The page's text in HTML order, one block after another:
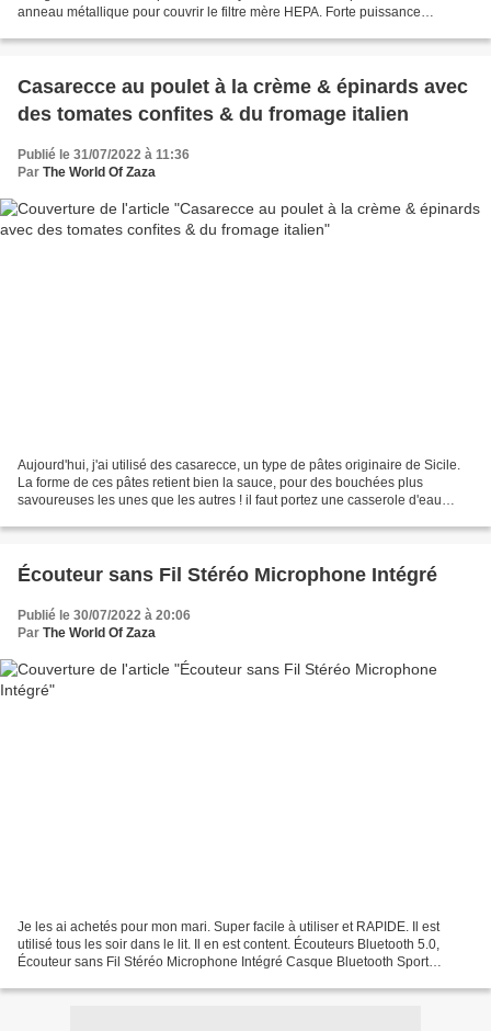
anneau métallique pour couvrir le filtre mère HEPA. Forte puissance
Casarecce au poulet à la crème & épinards avec
des tomates confites & du fromage italien
Publié le 31/07/2022 à 11:36
Par The World Of Zaza
Aujourd'hui, j'ai utilisé des casarecce, un type de pâtes originaire de Sicile.
La forme de ces pâtes retient bien la sauce, pour des bouchées plus
savoureuses les unes que les autres ! il faut portez une casserole d'eau
Écouteur sans Fil Stéréo Microphone Intégré
Publié le 30/07/2022 à 20:06
Par The World Of Zaza
Je les ai achetés pour mon mari. Super facile à utiliser et RAPIDE. Il est
utilisé tous les soir dans le lit. Il en est content. Écouteurs Bluetooth 5.0,
Écouteur sans Fil Stéréo Microphone Intégré Casque Bluetooth Sport